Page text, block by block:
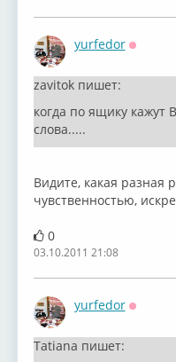
yurfedor
zavitok пишет:
когда по ящику кажут
слова.....
Видите, какая разная
чувственностью,
0
03.10.2011 21:08
yurfedor
Tatiana пишет: